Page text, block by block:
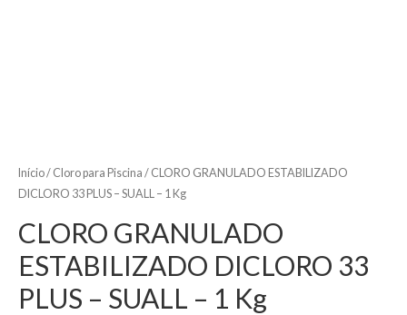
Início/ Cloro para Piscina / CLORO GRANULADO ESTABILIZADO
DICLORO 33 PLUS – SUALL – 1 Kg
CLORO GRANULADO
ESTABILIZADO DICLORO 33
PLUS – SUALL – 1 Kg